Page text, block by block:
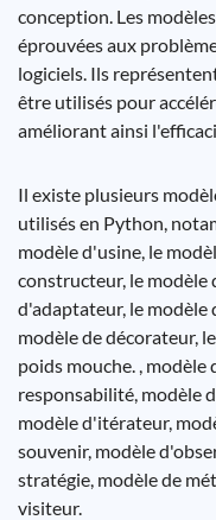
conception. Les
éprouvées aux
logiciels. Ils
être utilisés pour
améliorant ainsi
Il existe plusieurs
utilisés en Python,
modèle d'usine, le
constructeur, le modèle
d'adaptateur, le modèle
modèle de décorateur,
poids mouche. , modèle
responsabilité, modèle
modèle d'itérateur,
souvenir, modèle
stratégie, modèle de
visiteur.